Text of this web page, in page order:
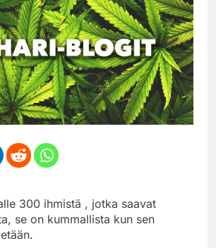
300 ihmistä , jotka saavat
se on kummallista kun sen